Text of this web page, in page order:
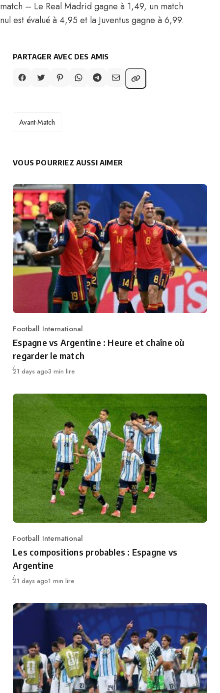
match – Le Real Madrid gagne à 1,49, un match
nul est évalué à 4,95 et la Juventus gagne à 6,99.
PARTAGER AVEC DES AMIS
TAGS
Avant-Match
VOUS POURRIEZ AUSSI AIMER
Category
Football International
Espagne vs Argentine : Heure et chaîne où
regarder le match
Publié
21 days ago3 min lire
Category
Football International
Les compositions probables : Espagne vs
Argentine
Publié
21 days ago1 min lire